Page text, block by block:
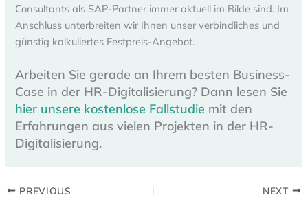
Consultants als SAP-Partner immer aktuell im Bilde sind. Im
Anschluss unterbreiten wir Ihnen unser verbindliches und
günstig kalkuliertes Festpreis-Angebot.
Arbeiten Sie gerade an Ihrem besten Business-
Case in der HR-Digitalisierung? Dann lesen Sie
hier unsere kostenlose Fallstudie mit den
Erfahrungen aus vielen Projekten in der HR-
Digitalisierung.
PREVIOUS NEXT